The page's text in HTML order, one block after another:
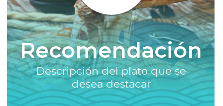
Descripción del plato que se
desea destacar
Recomendación